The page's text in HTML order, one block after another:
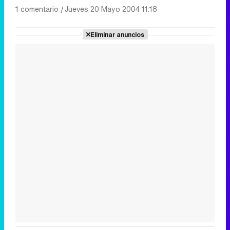
1 comentario |Jueves 20 Mayo 2004 11:18
Eliminar anuncios